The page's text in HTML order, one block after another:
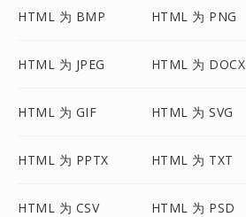
HTML 为 BMP HTML 为 PNG
HTML 为 JPEG HTML 为 DOCX
HTML 为 GIF HTML 为 SVG
HTML 为 PPTX HTML 为 TXT
HTML 为 CSV HTML 为 PSD